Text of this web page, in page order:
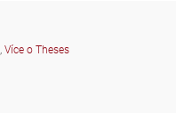
, Více o Theses